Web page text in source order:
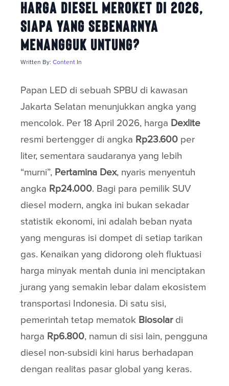
Harga Diesel Meroket di 2026,
Siapa yang Sebenarnya
Menangguk Untung?
Written By: Content In
Papan LED di sebuah SPBU di kawasan
Jakarta Selatan menunjukkan angka yang
mencolok. Per 18 April 2026, harga Dexlite
resmi bertengger di angka Rp23.600 per
liter, sementara saudaranya yang lebih
“murni”, Pertamina Dex, nyaris menyentuh
angka Rp24.000. Bagi para pemilik SUV
diesel modern, angka ini bukan sekadar
statistik ekonomi, ini adalah beban nyata
yang menguras isi dompet di setiap tarikan
gas. Kenaikan yang didorong oleh fluktuasi
harga minyak mentah dunia ini menciptakan
jurang yang semakin lebar dalam ekosistem
transportasi Indonesia. Di satu sisi,
pemerintah tetap mematok Biosolardi
harga Rp6.800, namun di sisi lain, pengguna
diesel non-subsidi kini harus berhadapan
dengan realitas pasar global yang keras.